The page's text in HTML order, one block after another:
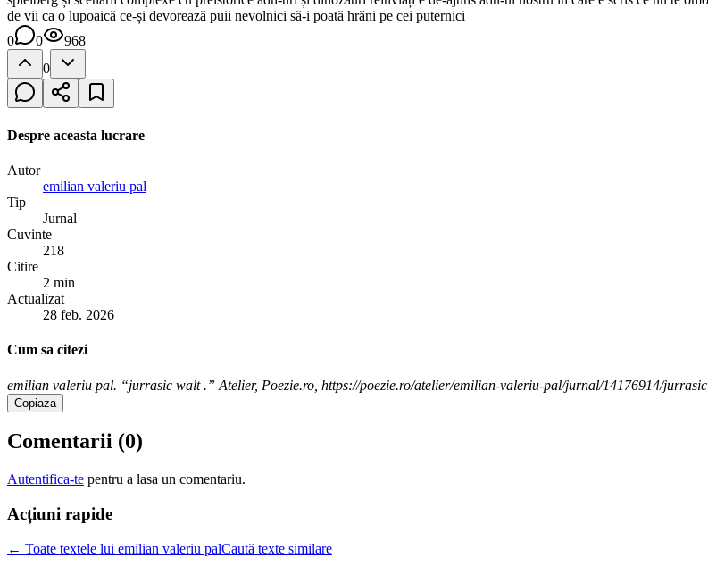
de vii ca o lupoaică ce-și devorează puii nevolnici să-i poată hrăni pe cei puternici
0
0
968
0
Despre aceasta lucrare
Autor
emilian valeriu pal
Tip
Jurnal
Cuvinte
218
Citire
2 min
Actualizat
28 feb. 2026
Cum sa citezi
emilian valeriu pal. “jurrasic walt .” Atelier, Poezie.ro, https://poezie.ro/atelier/emilian-valeriu-pal/jurnal/14176914/
Copiaza
Comentarii (0)
Autentifica-te pentru a lasa un comentariu.
Acțiuni rapide
← Toate textele lui emilian valeriu palCaută texte similare